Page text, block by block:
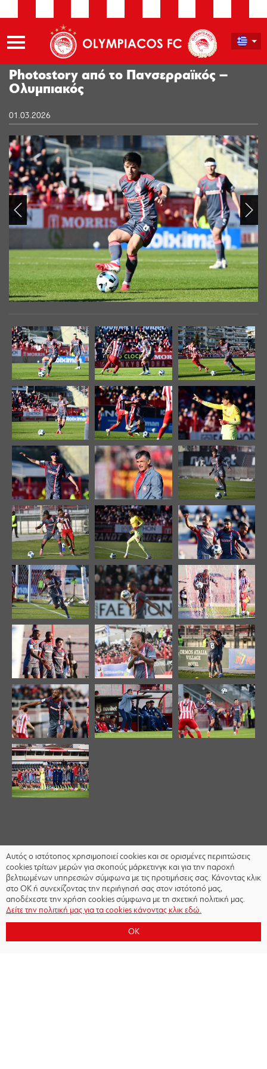
Photostory από το Πανσερραϊκός –
Ολυμπιακός
01.03.2026
Αυτός ο ιστότοπος χρησιμοποιεί cookies και σε ορισμένες περιπτώσεις
cookies τρίτων μερών για σκοπούς μάρκετινγκ και για την παροχή
βελτιωμένων υπηρεσιών σύμφωνα με τις προτιμήσεις σας. Κάνοντας κλικ
στο OK ή συνεχίζοντας την περιήγησή σας στον ιστότοπό μας,
αποδέχεστε την χρήση cookies σύμφωνα με τη σχετική πολιτική μας.
Δείτε την πολιτική μας για τα cookies κάνοντας κλικ εδώ.
OK